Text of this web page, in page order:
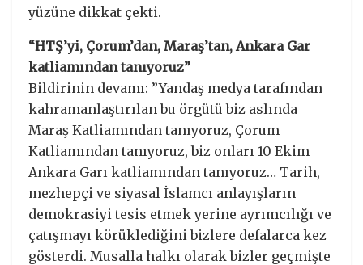
yüzüne dikkat çekti.
“HTŞ’yi, Çorum’dan, Maraş’tan, Ankara Gar
katliamından tanıyoruz”
Bildirinin devamı: ”Yandaş medya tarafından
kahramanlaştırılan bu örgütü biz aslında
Maraş Katliamından tanıyoruz, Çorum
Katliamından tanıyoruz, biz onları 10 Ekim
Ankara Garı katliamından tanıyoruz… Tarih,
mezhepçi ve siyasal İslamcı anlayışların
demokrasiyi tesis etmek yerine ayrımcılığı ve
çatışmayı körüklediğini bizlere defalarca kez
gösterdi. Musalla halkı olarak bizler geçmişte